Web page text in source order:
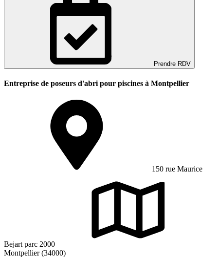
Prendre RDV
Entreprise de poseurs d'abri pour piscines à Montpellier
150 rue Maurice
Bejart parc 2000
Montpellier (34000)